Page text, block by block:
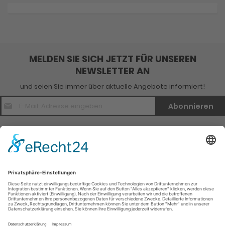
MELDEN SIE SICH JETZT FÜR UNSEREN
NEWSLETTER AN
und seien Sie immer über aktuelle Angebote informiert!
E-
Adresse
*
Abonnieren
Verlagsinfo
Weitere Infomationen